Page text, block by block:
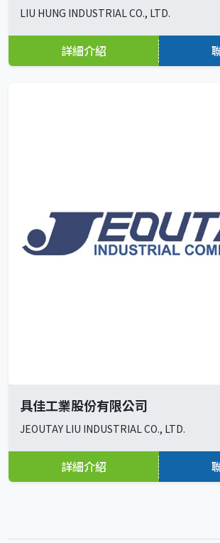
LIU HUNG INDUSTRIAL CO., LTD.
詳細介紹
具佳工業股份有限公司
JEOUTAY LIU INDUSTRIAL CO., LTD.
詳細介紹